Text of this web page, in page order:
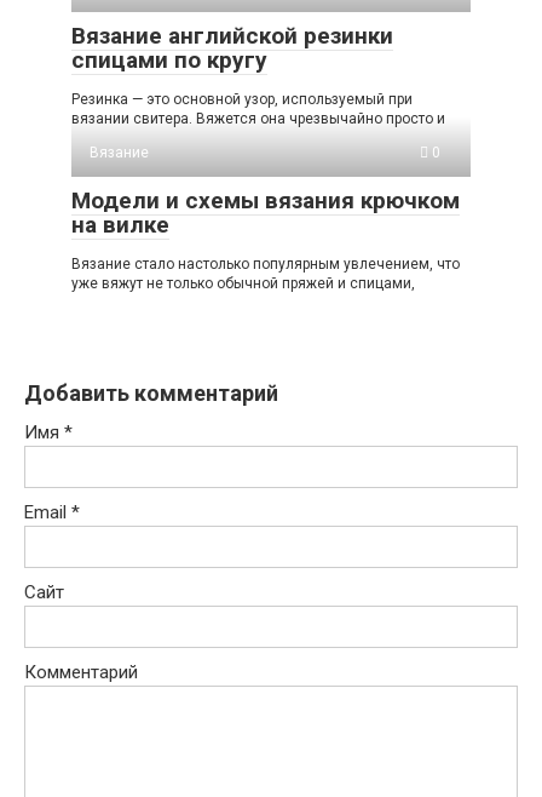
Вязание английской резинки
спицами по кругу
Резинка — это основной узор, используемый при
вязании свитера. Вяжется она чрезвычайно просто и
Вязание
0
Модели и схемы вязания крючком
на вилке
Вязание стало настолько популярным увлечением, что
уже вяжут не только обычной пряжей и спицами,
Добавить комментарий
Имя *
Email *
Сайт
Комментарий